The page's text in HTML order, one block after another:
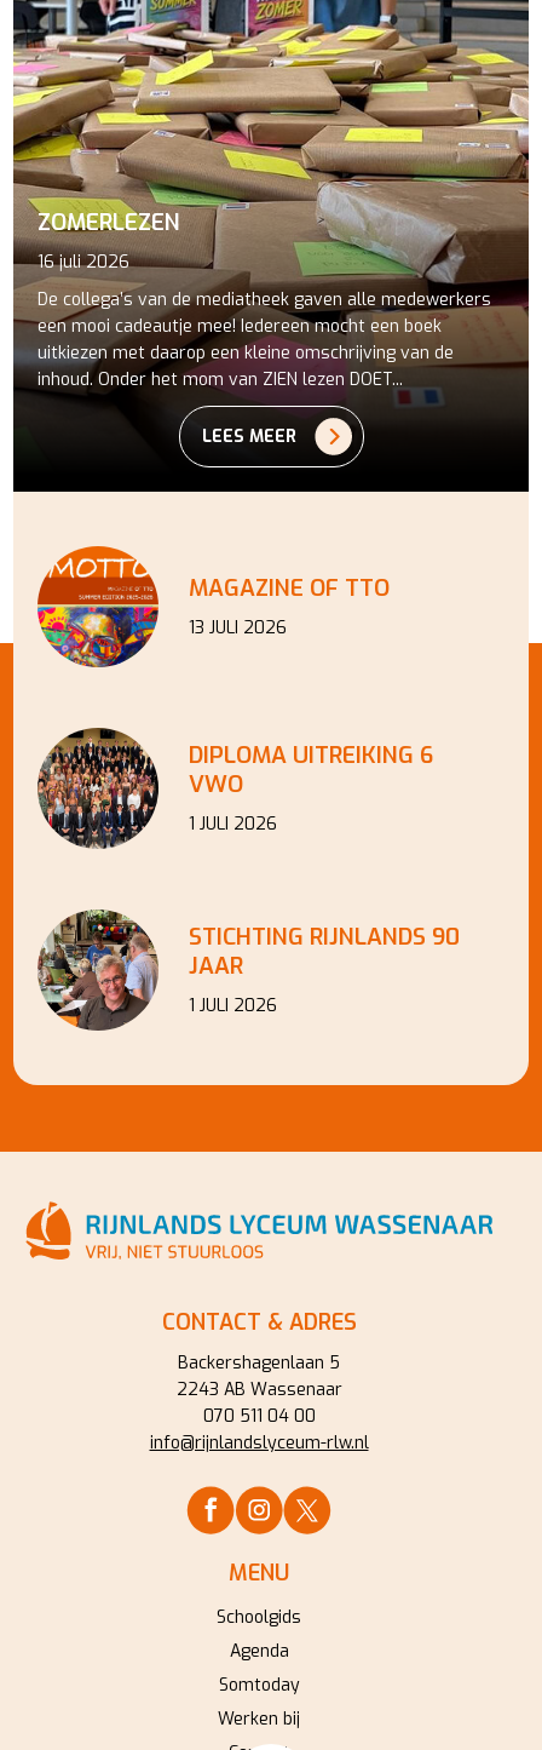
ZOMERLEZEN
16 juli 2026
De collega’s van de mediatheek gaven alle medewerkers
een mooi cadeautje mee! Iedereen mocht een boek
uitkiezen met daarop een kleine omschrijving van de
inhoud. Onder het mom van ZIEN lezen DOET...
LEES MEER
MAGAZINE OF TTO
13 JULI 2026
DIPLOMA UITREIKING 6
VWO
1 JULI 2026
STICHTING RIJNLANDS 90
JAAR
1 JULI 2026
CONTACT & ADRES
Backershagenlaan 5
2243 AB Wassenaar
070 511 04 00
info@rijnlandslyceum-rlw.nl
MENU
Schoolgids
Agenda
Somtoday
Werken bij